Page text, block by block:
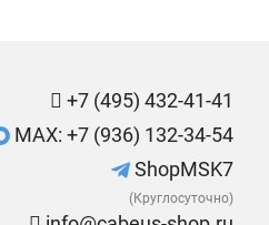
+7 (495) 432-41-41
MAX: +7 (936) 132-34-54
ShopMSK7
(Круглосуточно)